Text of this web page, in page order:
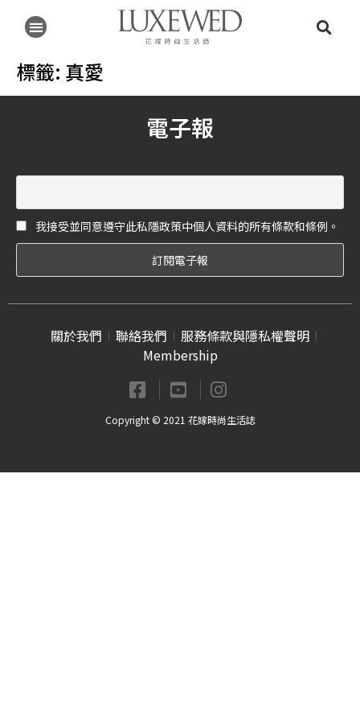
標籤: 真愛
電子報
我接受並同意遵守此私隱政策中個人資料的所有條款和條例。
關於我們 聯絡我們
服務條款與隱私權聲明
Membership
Copyright © 2021 花嫁時尚生活誌